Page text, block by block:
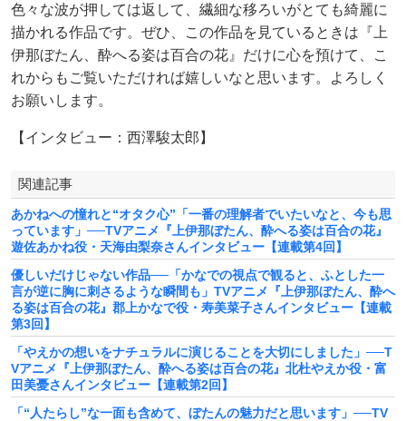
色々な波が押しては返して、繊細な移ろいがとても綺麗に
描かれる作品です。ぜひ、この作品を見ているときは『上
伊那ぼたん、酔へる姿は百合の花』だけに心を預けて、こ
れからもご覧いただければ嬉しいなと思います。よろしく
お願いします。
【インタビュー：西澤駿太郎】
関連記事
あかねへの憧れと“オタク心”「一番の理解者でいたいなと、今も思
っています」──TVアニメ『上伊那ぼたん、酔へる姿は百合の花』
遊佐あかね役・天海由梨奈さんインタビュー【連載第4回】
優しいだけじゃない作品──「かなでの視点で観ると、ふとした一
言が逆に胸に刺さるような瞬間も」TVアニメ『上伊那ぼたん、酔へ
る姿は百合の花』郡上かなで役・寿美菜子さんインタビュー【連載
第3回】
「やえかの想いをナチュラルに演じることを大切にしました」──T
Vアニメ『上伊那ぼたん、酔へる姿は百合の花』北杜やえか役・富
田美憂さんインタビュー【連載第2回】
「“人たらし”な一面も含めて、ぼたんの魅力だと思います」──TV